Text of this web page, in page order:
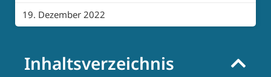
19. Dezember 2022
Inhaltsverzeichnis